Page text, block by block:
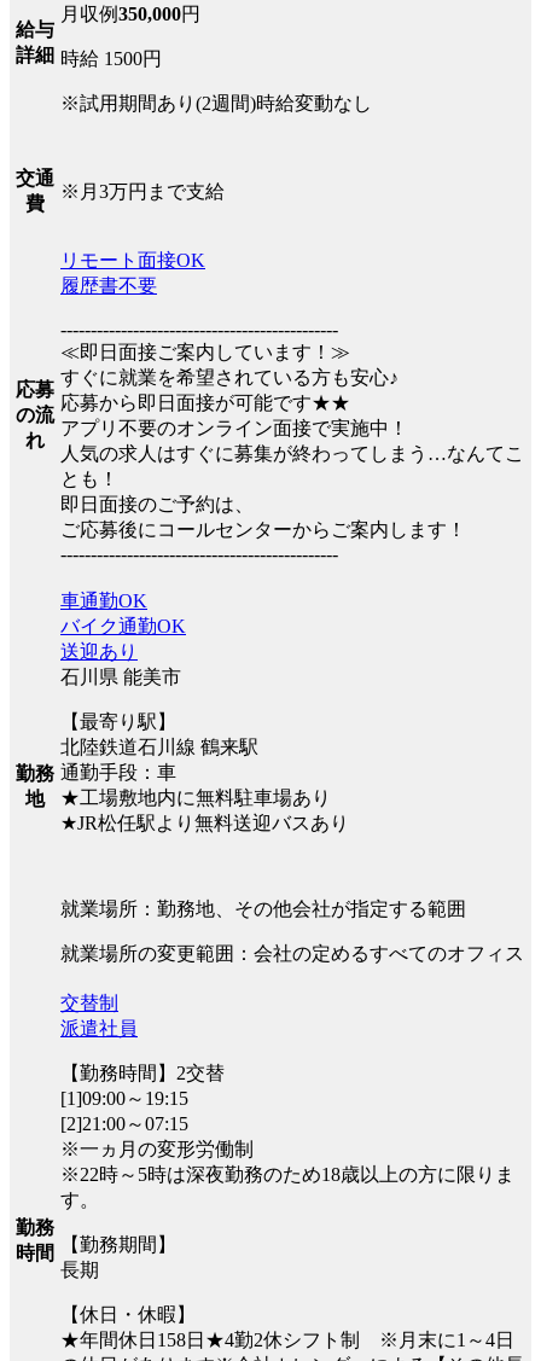
給与
詳細
月収例350,000円
時給 1500円
※試用期間あり(2週間)時給変動なし
交通
費
※月3万円まで支給
応募
の流
れ
リモート面接OK
履歴書不要
----------------------------------------------
≪即日面接ご案内しています！≫
すぐに就業を希望されている方も安心♪
応募から即日面接が可能です★★
アプリ不要のオンライン面接で実施中！
人気の求人はすぐに募集が終わってしまう…なんてこ
とも！
即日面接のご予約は、
ご応募後にコールセンターからご案内します！
----------------------------------------------
勤務
地
車通勤OK
バイク通勤OK
送迎あり
石川県 能美市
【最寄り駅】
北陸鉄道石川線 鶴来駅
通勤手段：車
★工場敷地内に無料駐車場あり
★JR松任駅より無料送迎バスあり
就業場所：勤務地、その他会社が指定する範囲
就業場所の変更範囲：会社の定めるすべてのオフィス
勤務
時間
交替制
派遣社員
【勤務時間】2交替
[1]09:00～19:15
[2]21:00～07:15
※一ヵ月の変形労働制
※22時～5時は深夜勤務のため18歳以上の方に限りま
す。
【勤務期間】
長期
【休日・休暇】
★年間休日158日★4勤2休シフト制 ※月末に1～4日